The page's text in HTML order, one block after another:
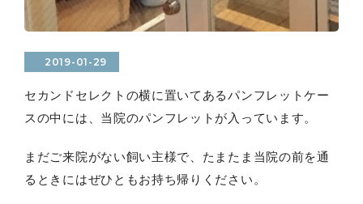
2019-01-29
セカンドセレクトの横に置いてあるパンフレットケー
スの中には、当院のパンフレットが入っています。
まだご来院がない飼い主様で、たまたま当院の前を通
るときにはぜひともお持ち帰りください。